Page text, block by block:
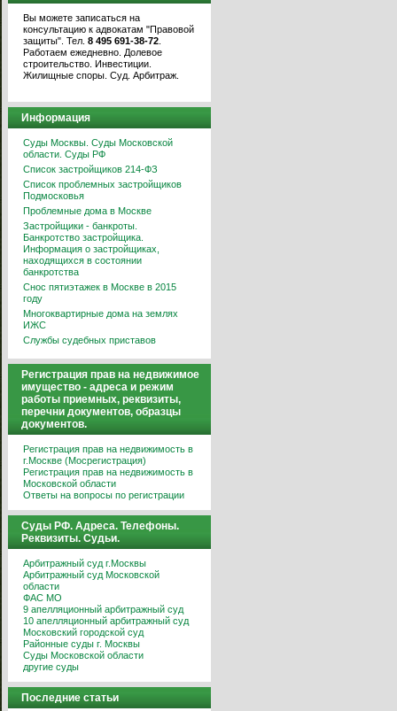
Вы можете записаться на
консультацию к адвокатам "Правовой
защиты". Тел. 8 495 691-38-72
Работаем ежедневно. Долевое
строительство. Инвестиции.
Жилищные споры. Суд. Арбитраж.
Информация
Суды Москвы. Суды Московской
области. Суды РФ
Список застройщиков 214-ФЗ
Список проблемных застройщиков
Подмосковья
Проблемные дома в Москве
Застройщики - банкроты.
Банкротство застройщика.
Информация о застройщиках,
находящихся в состоянии
банкротства
Снос пятиэтажек в Москве в 2015
году
Многоквартирные дома на землях
ИЖС
Службы судебных приставов
Регистрация прав на недвижимое
имущество - адреса и режим
работы приемных, реквизиты,
перечни документов, образцы
документов.
Регистрация прав на недвижимость в
г.Москве (Мосрегистрация)
Регистрация прав на недвижимость в
Московской области
Ответы на вопросы по регистрации
Суды РФ. Адреса. Телефоны.
Реквизиты. Судьи.
Арбитражный суд г.Москвы
Арбитражный суд Московской
области
ФАС МО
9 апелляционный арбитражный суд
10 апелляционный арбитражный суд
Московский городской суд
Районные суды г. Москвы
Суды Московской области
другие суды
Последние статьи